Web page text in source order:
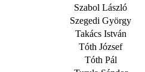
Szabol László
Szegedi György
Takács István
Tóth József
Tóth Pál